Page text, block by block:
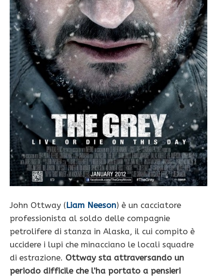
John Ottway (Liam Neeson) è un cacciatore
professionista al soldo delle compagnie
petrolifere di stanza in Alaska, il cui compito è
uccidere i lupi che minacciano le locali squadre
di estrazione. Ottway sta attraversando un
periodo difficile che l’ha portato a pensieri